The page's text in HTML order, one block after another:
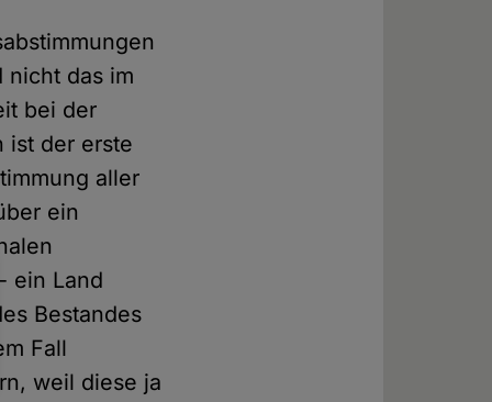
nicht das im
bei der
ist der erste
aller
ein
ein Land
Bestandes
Fall
weil diese ja